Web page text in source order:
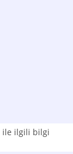
ile ilgili bilgi